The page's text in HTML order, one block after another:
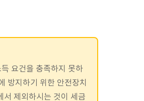
요건을 충족하지 못하
방지하기 위한 안전장치
서 제외하시는 것이 세금